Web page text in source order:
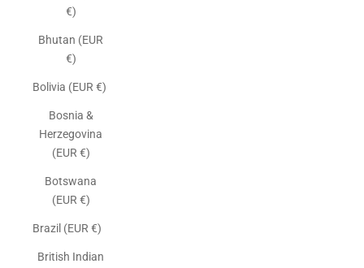
€)
Bhutan (EUR
€)
Bolivia (EUR €)
Bosnia &
Herzegovina
(EUR €)
Botswana
(EUR €)
Brazil (EUR €)
British Indian